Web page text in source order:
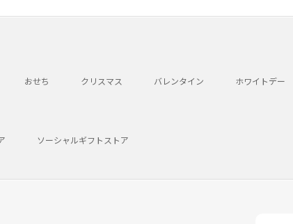
おせち クリスマス バレンタイン ホワイトデー
ソーシャルギフトストア